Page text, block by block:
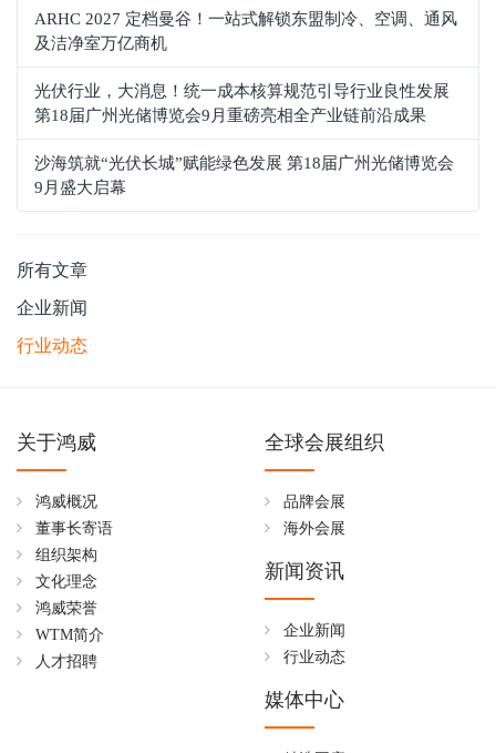
ARHC 2027 定档曼谷！一站式解锁东盟制冷、空调、通风
及洁净室万亿商机
光伏行业，大消息！统一成本核算规范引导行业良性发展
第18届广州光储博览会9月重磅亮相全产业链前沿成果
沙海筑就“光伏长城”赋能绿色发展 第18届广州光储博览会
9月盛大启幕
所有文章
企业新闻
行业动态
关于鸿威
鸿威概况
董事长寄语
组织架构
文化理念
鸿威荣誉
WTM简介
人才招聘
全球会展组织
品牌会展
海外会展
新闻资讯
企业新闻
行业动态
媒体中心